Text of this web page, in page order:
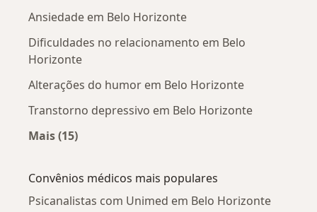
Ansiedade em Belo Horizonte
Dificuldades no relacionamento em Belo
Horizonte
Alterações do humor em Belo Horizonte
Transtorno depressivo em Belo Horizonte
Mais (15)
Convênios médicos mais populares
Psicanalistas com Unimed em Belo Horizonte